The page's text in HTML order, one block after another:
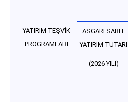
YATIRIM TEŞVİK
PROGRAMLARI
ASGARİ SABİT
YATIRIM TUTARI
(2026 YILI)